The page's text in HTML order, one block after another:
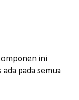
ini
pada semua